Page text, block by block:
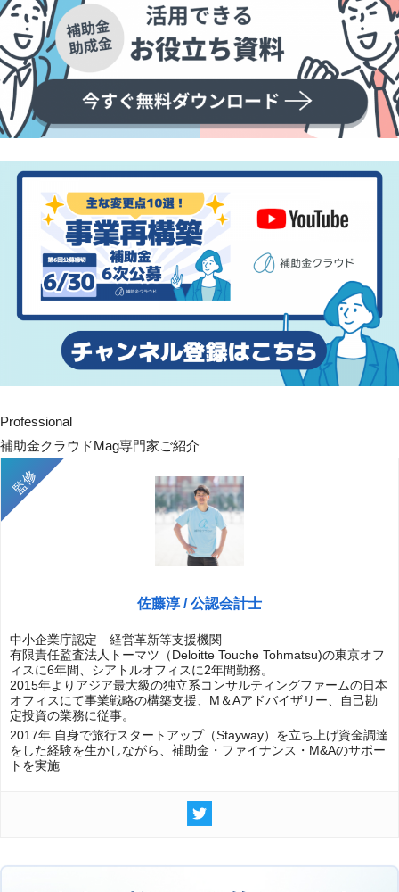
Professional
補助金クラウドMag専門家ご紹介
佐藤淳 / 公認会計士
中小企業庁認定 経営革新等支援機関
有限責任監査法人トーマツ（Deloitte Touche Tohmatsu)の東京オフ
ィスに6年間、シアトルオフィスに2年間勤務。
2015年よりアジア最大級の独立系コンサルティングファームの日本
オフィスにて事業戦略の構築支援、M＆Aアドバイザリー、自己勘
定投資の業務に従事。
2017年 自身で旅行スタートアップ（Stayway）を立ち上げ資金調達
をした経験を生かしながら、補助金・ファイナンス・M&Aのサポー
トを実施